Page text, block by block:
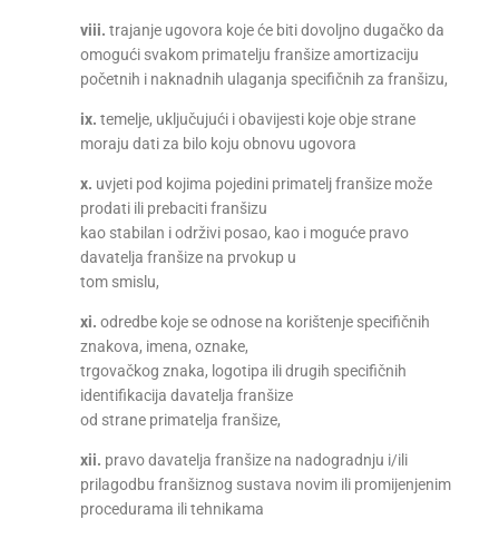
viii. trajanje ugovora koje će biti dovoljno dugačko da
omogući svakom primatelju franšize amortizaciju
početnih i naknadnih ulaganja specifičnih za franšizu,
ix. temelje, uključujući i obavijesti koje obje strane
moraju dati za bilo koju obnovu ugovora
x. uvjeti pod kojima pojedini primatelj franšize može
prodati ili prebaciti franšizu
kao stabilan i održivi posao, kao i moguće pravo
davatelja franšize na prvokup u
tom smislu,
xi. odredbe koje se odnose na korištenje specifičnih
znakova, imena, oznake,
trgovačkog znaka, logotipa ili drugih specifičnih
identifikacija davatelja franšize
od strane primatelja franšize,
xii. pravo davatelja franšize na nadogradnju i/ili
prilagodbu franšiznog sustava novim ili promijenjenim
procedurama ili tehnikama